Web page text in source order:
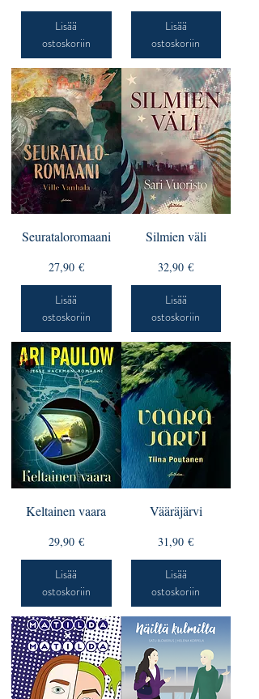
Lisää
ostoskoriin
Lisää
ostoskoriin
Seurataloromaani
Hinta
27,90 €
Lisää
ostoskoriin
Silmien väli
Hinta
32,90 €
Lisää
ostoskoriin
Keltainen vaara
Hinta
29,90 €
Lisää
ostoskoriin
Vääräjärvi
Hinta
31,90 €
Lisää
ostoskoriin